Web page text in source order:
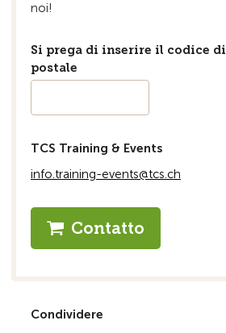
noi!
Si prega di inserire il codice
postale
TCS Training & Events
info.training-events@tcs.ch
Contatto
Condividere